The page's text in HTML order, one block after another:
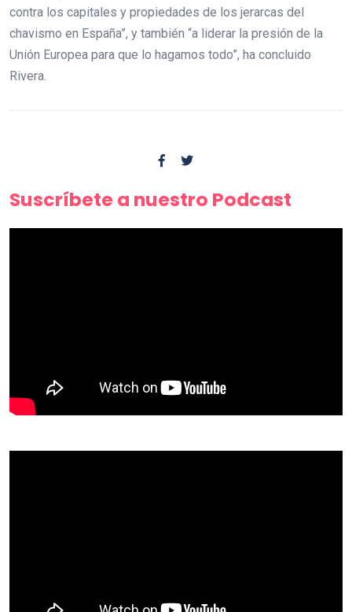
contra los capitales y propiedades de los jerarcas del
chavismo en España”, y también “a liderar la presión de la
Unión Europea para que lo hagamos todo”, ha concluido
Rivera.
Suscríbete a nuestro Podcast